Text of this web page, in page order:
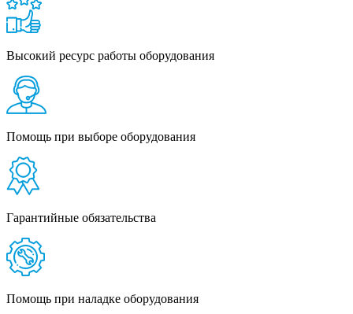
Высокий ресурс работы оборудования
Помощь при выборе оборудования
Гарантийные обязательства
Помощь при наладке оборудования